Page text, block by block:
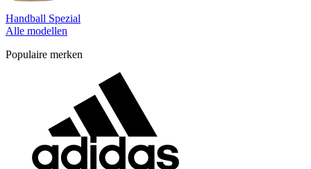
Handball Spezial
Alle modellen
Populaire merken